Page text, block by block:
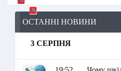
ОСТАННІ НОВИНИ
3 СЕРПНЯ